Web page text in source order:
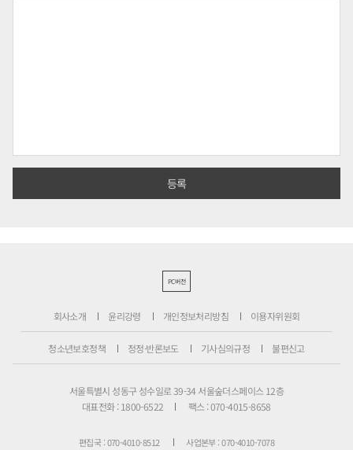
PC버전
회사소개 윤리강령 개인정보처리방침 이용자위원회
청소년보호정책 정정·반론보도 기사심의규정 불편신고
서울특별시 성동구 성수일로 39-34 서울숲더스페이스 12층
대표전화 : 1800-6522
팩스 : 070-4015-8658
편집국 : 070-4010-8512 사업본부 : 070-4010-7078